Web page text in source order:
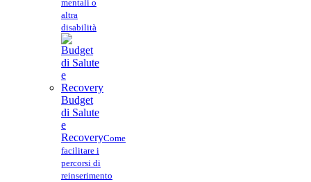
mentali o
altra
disabilità
Budget
di Salute
e
RecoveryCome
facilitare i
percorsi di
reinserimento